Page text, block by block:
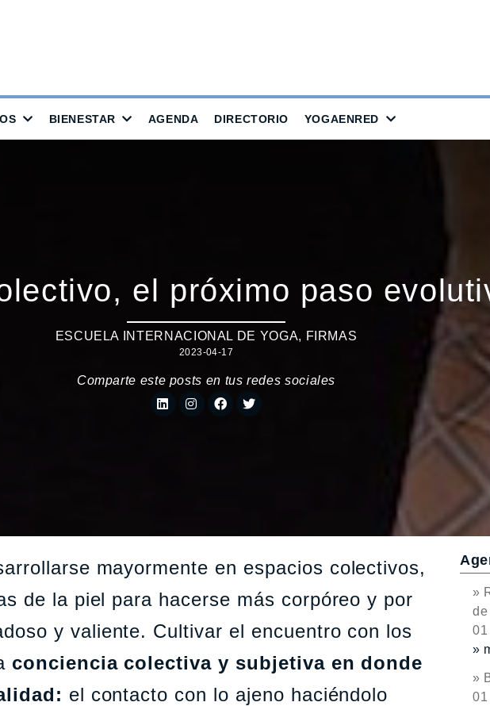
BIENESTAR AGENDA DIRECTORIO YOGAENRED
el próximo paso
ESCUELA INTERNACIONAL DE YOGA, FIRMAS
2023-04-17
Comparte este posts en tus redes sociales
mayormente en espacios colectivos,
de la piel para hacerse más corpóreo y por
y valiente. Cultivar el encuentro con los
conciencia colectiva y subjetiva en donde
el contacto con lo ajeno haciéndolo
»
de
»
»